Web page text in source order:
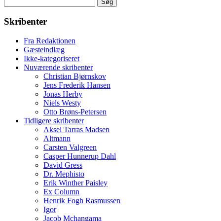
efter:
Skribenter
Fra Redaktionen
Gæsteindlæg
Ikke-kategoriseret
Nuværende skribenter
Christian Bjørnskov
Jens Frederik Hansen
Jonas Herby
Niels Westy
Otto Brøns-Petersen
Tidligere skribenter
Aksel Tarras Madsen
Altmann
Carsten Valgreen
Casper Hunnerup Dahl
David Gress
Dr. Mephisto
Erik Winther Paisley
Ex Column
Henrik Fogh Rasmussen
Igor
Jacob Mchangama